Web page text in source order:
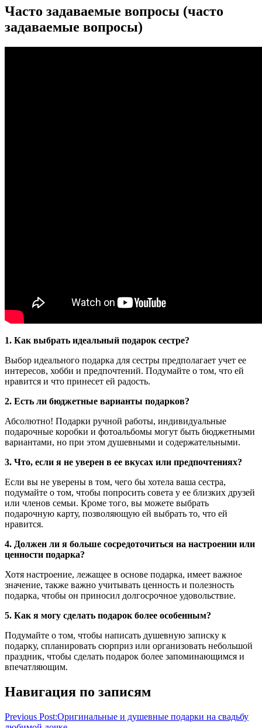
Часто задаваемые вопросы (часто
задаваемые вопросы)
1. Как выбрать идеальный подарок сестре?
Выбор идеального подарка для сестры предполагает учет ее
интересов, хобби и предпочтений. Подумайте о том, что ей
нравится и что принесет ей радость.
2. Есть ли бюджетные варианты подарков?
Абсолютно! Подарки ручной работы, индивидуальные
подарочные коробки и фотоальбомы могут быть бюджетными
вариантами, но при этом душевными и содержательными.
3. Что, если я не уверен в ее вкусах или предпочтениях?
Если вы не уверены в том, чего бы хотела ваша сестра,
подумайте о том, чтобы попросить совета у ее близких друзей
или членов семьи. Кроме того, вы можете выбрать
подарочную карту, позволяющую ей выбрать то, что ей
нравится.
4. Должен ли я больше сосредоточиться на настроении или
ценности подарка?
Хотя настроение, лежащее в основе подарка, имеет важное
значение, также важно учитывать ценность и полезность
подарка, чтобы он приносил долгосрочное удовольствие.
5. Как я могу сделать подарок более особенным?
Подумайте о том, чтобы написать душевную записку к
подарку, спланировать сюрприз или организовать небольшой
праздник, чтобы сделать подарок более запоминающимся и
впечатляющим.
Навигация по записям
Previous Post:Оригинальные и душевные подарки на свадьбу